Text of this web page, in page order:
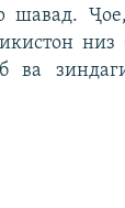
шавад.
низ
ва